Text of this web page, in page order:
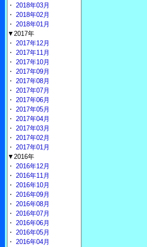
・ 2018年03月
・ 2018年02月
・ 2018年01月
▼2017年
・ 2017年12月
・ 2017年11月
・ 2017年10月
・ 2017年09月
・ 2017年08月
・ 2017年07月
・ 2017年06月
・ 2017年05月
・ 2017年04月
・ 2017年03月
・ 2017年02月
・ 2017年01月
▼2016年
・ 2016年12月
・ 2016年11月
・ 2016年10月
・ 2016年09月
・ 2016年08月
・ 2016年07月
・ 2016年06月
・ 2016年05月
・ 2016年04月